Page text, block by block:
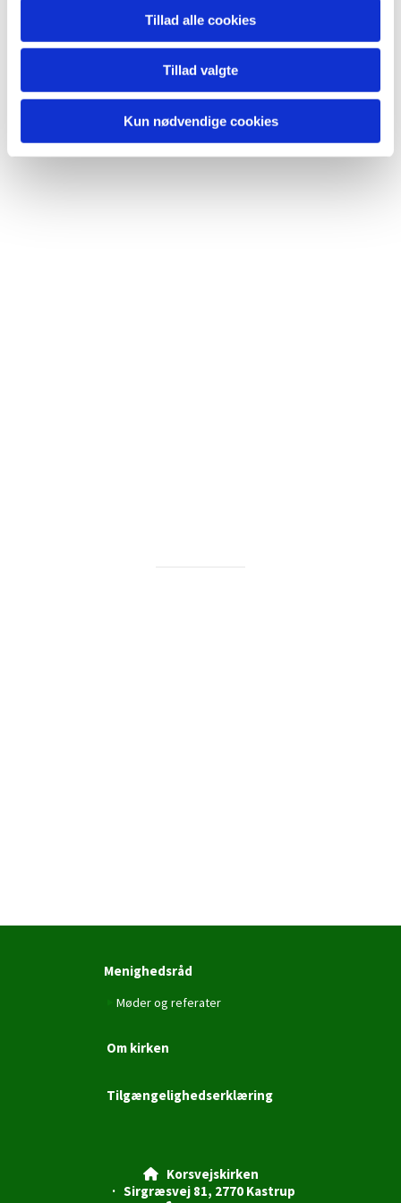
Tillad alle cookies
Tillad valgte
Kun nødvendige cookies
Menighedsråd
Møder og referater
Om kirken
Tilgængelighedserklæring
Korsvejskirken
· Sirgræsvej 81, 2770 Kastrup